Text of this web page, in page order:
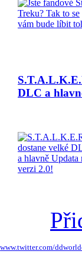
DLC a
www.twitter.com/